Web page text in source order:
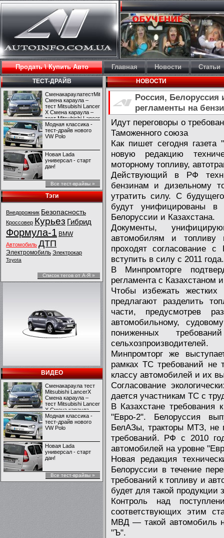
Продать \ Купить Авто Главная Новости Статьи
ТЕСТ-ДРАЙВ
СменакараулатестMitsubishiLancerX
Смена караула –
тест Mitsubishi Lancer
X Смена караула –
тест Mitsubishi Lancer
X
Модная классика -
тест-драйв нового
VW Polo
Новая Lada
универсал - старт
дан!
Все тест-врайвы »
Тэги
Внедорожник Безопасность
Кроссовер Курьез Гибрид
Формула-1 BMW
Автомобиль ДТП
Электромобиль Электрокар
Toyota
Список тегов от А-Я »
ВИДЕО
Сменакараула тест
Mitsubishi LancerX
Смена караула –
тест Mitsubishi Lancer
X Смена караула –
тест Mitsubishi Lancer
X
Модная классика -
тест-драйв нового
VW Polo
Новая Lada
универсал - старт
дан!
Все тест-врайвы »
НОВОСТИ
Россия, Белоруссия
регламенты на
Идут переговоры о
Таможенного союза
Как пишет сегодня газета "
новую редакцию
моторному топливу,
Действующий в РФ
бензинам и дизельному
утратить силу. С
будут унифицированы
Белоруссии и Казахстана.
Документы,
автомобилям и топливу
проходят согласование
вступить в силу с 2011 года.
В Минпромторге
регламента с Казахстаном
Чтобы избежать
предлагают разделить
части, предусмотрев
автомобильному,
пониженных
сельхозпроизводителей.
Минпромторг же
рамках ТС требований не
классу автомобилей и их
Согласование
дается участникам ТС с
В Казахстане требования
"Евро-2". Белоруссия
БелАЗы, тракторы МТЗ, не
требований. РФ с 2010
автомобилей на уровне
Новая редакция
Белоруссии в течение
требований к топливу и
будет для такой продукции
Контроль над
соответствующих этим
МВД — такой автомобиль
"Ъ".